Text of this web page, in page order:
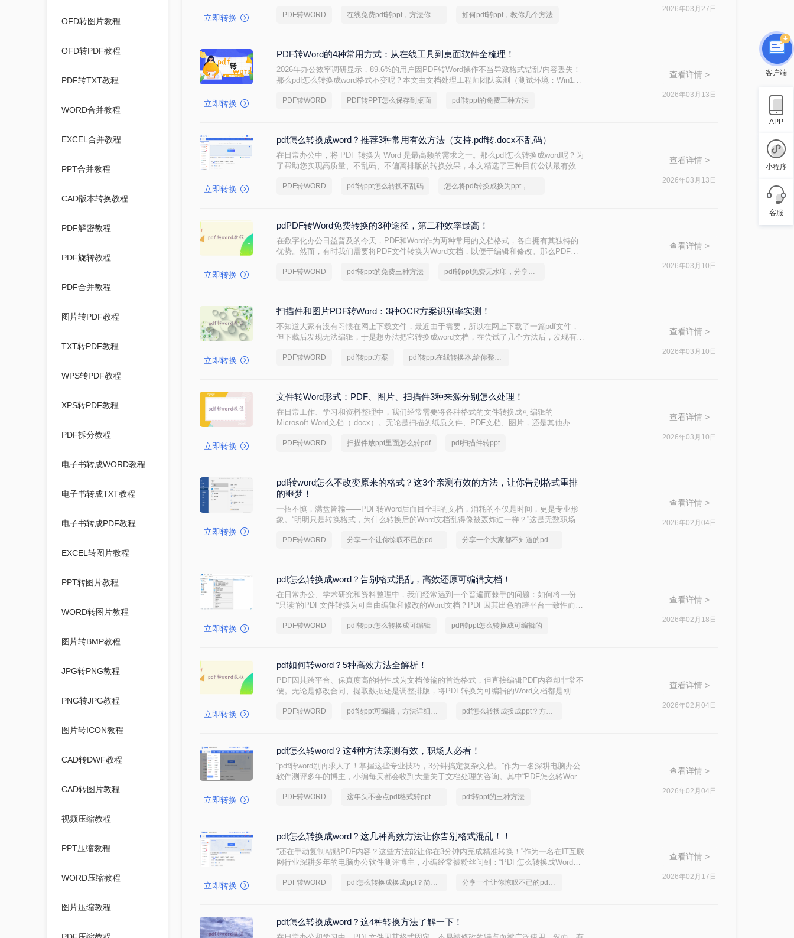
OFD转图片教程
OFD转PDF教程
PDF转TXT教程
WORD合并教程
EXCEL合并教程
PPT合并教程
CAD版本转换教程
PDF解密教程
PDF旋转教程
PDF合并教程
图片转PDF教程
TXT转PDF教程
WPS转PDF教程
XPS转PDF教程
PDF拆分教程
电子书转成WORD教程
电子书转成TXT教程
电子书转成PDF教程
EXCEL转图片教程
PPT转图片教程
WORD转图片教程
图片转BMP教程
JPG转PNG教程
PNG转JPG教程
图片转ICON教程
CAD转DWF教程
CAD转图片教程
视频压缩教程
PPT压缩教程
WORD压缩教程
图片压缩教程
立即转换
编辑的Word文档。面对网络上琳琅满目的转换工具，如何选择一款高效、安全且精准的工
PDF转WORD 在线免费pdf转ppt，方法你了解吗？ 如何pdf转ppt，教你几个方法
2026年03月27日
立即转换
PDF转Word的4种常用方式：从在线工具到桌面软件全梳理！
2026年办公效率调研显示，89.6%的用户因PDF转Word操作不当导致格式错乱/内容丢失！
那么pdf怎么转换成word格式不变呢？本文由文档处理工程师团队实测（测试环境：Win11 +
严格遵循《电子文档转换技术规范V3.0》，拆解4种零风险转换路径，附扫描件处理技巧
PDF转WORD PDF转PPT怎么保存到桌面 pdf转ppt的免费三种方法
查看详情 >
2026年03月13日
立即转换
pdf怎么转换成word？推荐3种常用有效方法（支持.pdf转.docx不乱码）
在日常办公中，将 PDF 转换为 Word 是最高频的需求之一。那么pdf怎么转换成word呢？为
了帮助您实现高质量、不乱码、不偏离排版的转换效果，本文精选了三种目前公认最有效的
档，且完全避开了捆绑严重的传统软件。
PDF转WORD pdf转ppt怎么转换不乱码 怎么将pdf转换成换为ppt，分享一种简单的方法
查看详情 >
2026年03月13日
立即转换
pdPDF转Word免费转换的3种途径，第二种效率最高！
在数字化办公日益普及的今天，PDF和Word作为两种常用的文档格式，各自拥有其独特的
优势。然而，有时我们需要将PDF文件转换为Word文档，以便于编辑和修改。那么PDF如
松实现文档格式的转换。
PDF转WORD pdf转ppt的免费三种方法 pdf转ppt免费无水印，分享一种简单的方法
查看详情 >
2026年03月10日
立即转换
扫描件和图片PDF转Word：3种OCR方案识别率实测！
不知道大家有没有习惯在网上下载文件，最近由于需要，所以在网上下载了一篇pdf文件，
但下载后发现无法编辑，于是想办法把它转换成word文档，在尝试了几个方法后，发现有一
吧。下面讲讲pdf图片怎么转换成word图片文档的方法。
PDF转WORD pdf转ppt方案 pdf转ppt在线转换器,给你整理了一份方案
查看详情 >
2026年03月10日
立即转换
文件转Word形式：PDF、图片、扫描件3种来源分别怎么处理！
在日常工作、学习和资料整理中，我们经常需要将各种格式的文件转换成可编辑的
Microsoft Word文档（.docx）。无论是扫描的纸质文件、PDF文档、图片，还是其他办公
word形式呢？本文将介绍几种最常用的转换方法，分析其优缺点，推荐实用工具，并提供操
PDF转WORD 扫描件放ppt里面怎么转pdf pdf扫描件转ppt
查看详情 >
2026年03月10日
立即转换
pdf转word怎么不改变原来的格式？这3个亲测有效的方法，让你告别格式重排
的噩梦！
一招不慎，满盘皆输——PDF转Word后面目全非的文档，消耗的不仅是时间，更是专业形
象。“明明只是转换格式，为什么转换后的Word文档乱得像被轰炸过一样？”这是无数职场人
脚消失……每一个细节的偏差，都在无情吞噬着工作效率。那么pdf转word怎么不改变原来
PDF转WORD 分享一个让你惊叹不已的pdf格式转ppt方法 分享一个大家都不知道的pdf转ppt格式方法
查看详情 >
2026年02月04日
立即转换
pdf怎么转换成word？告别格式混乱，高效还原可编辑文档！
在日常办公、学术研究和资料整理中，我们经常遇到一个普遍而棘手的问题：如何将一份
“只读”的PDF文件转换为可自由编辑和修改的Word文档？PDF因其出色的跨平台一致性而成
PDF转WORD pdf转ppt怎么转换成可编辑 pdf转ppt怎么转换成可编辑的
查看详情 >
2026年02月18日
立即转换
pdf如何转word？5种高效方法全解析！
PDF因其跨平台、保真度高的特性成为文档传输的首选格式，但直接编辑PDF内容却非常不
便。无论是修改合同、提取数据还是调整排版，将PDF转换为可编辑的Word文档都是刚
端操作等5类解决方案，覆盖不同场景下的转换需求。
PDF转WORD pdf转ppt可编辑，方法详细解析 pdf怎么转换成换成ppt？方法详细解析
查看详情 >
2026年02月04日
立即转换
pdf怎么转word？这4种方法亲测有效，职场人必看！
“pdf转word别再求人了！掌握这些专业技巧，3分钟搞定复杂文档。”作为一名深耕电脑办公
软件测评多年的博主，小编每天都会收到大量关于文档处理的咨询。其中“PDF怎么转Word”
换的精度、效率和安全问题总让人头疼。
PDF转WORD 这年头不会点pdf格式转ppt技巧，都不好意思说是职场老手了 pdf转ppt的三种方法
查看详情 >
2026年02月04日
立即转换
pdf怎么转换成word？这几种高效方法让你告别格式混乱！！
“还在手动复制粘贴PDF内容？这些方法能让你在3分钟内完成精准转换！”作为一名在IT互联
网行业深耕多年的电脑办公软件测评博主，小编经常被粉丝问到：“PDF怎么转换成Word而
到报告数据提取，但许多人因操作繁琐、结果不准而头疼。
PDF转WORD pdf怎么转换成换成ppt？简单高效的恢复方法 分享一个让你惊叹不已的pdf格式转ppt方法
查看详情 >
2026年02月17日
pdf怎么转换成word？这4种转换方法了解一下！
客户端
APP
小程序
客服